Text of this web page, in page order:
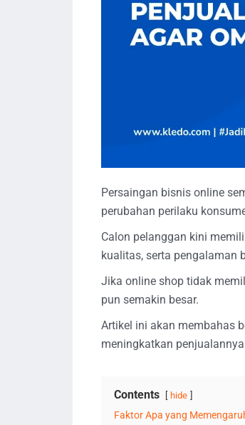
Persaingan bisnis online
perubahan perilaku
Calon pelanggan kini
kualitas, serta pengalaman
Jika online shop tidak
pun semakin besar.
Artikel ini akan membahas
meningkatkan
Contents hide
Faktor Apa yang